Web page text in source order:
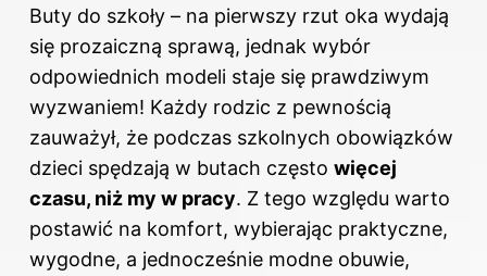
Buty do szkoły – na pierwszy rzut oka wydają
się prozaiczną sprawą, jednak wybór
odpowiednich modeli staje się prawdziwym
wyzwaniem! Każdy rodzic z pewnością
zauważył, że podczas szkolnych obowiązków
dzieci spędzają w butach często więcej
czasu, niż my w pracy. Z tego względu warto
postawić na komfort, wybierając praktyczne,
wygodne, a jednocześnie modne obuwie,